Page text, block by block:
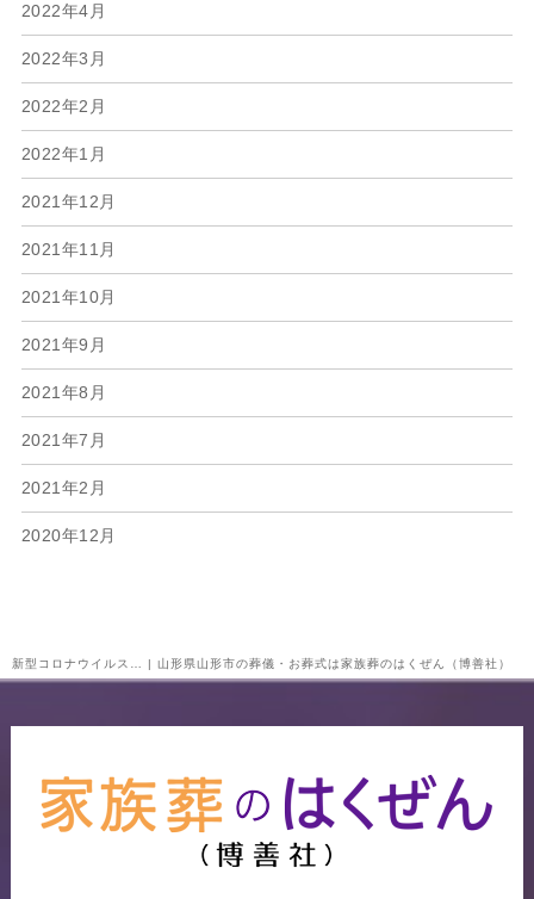
新型コロナウイルス… | 山形県山形市の葬儀・お葬式は家族葬のはくぜん（博善社）
2022年4月
2022年3月
2022年2月
2022年1月
2021年12月
2021年11月
2021年10月
2021年9月
2021年8月
2021年7月
2021年2月
2020年12月